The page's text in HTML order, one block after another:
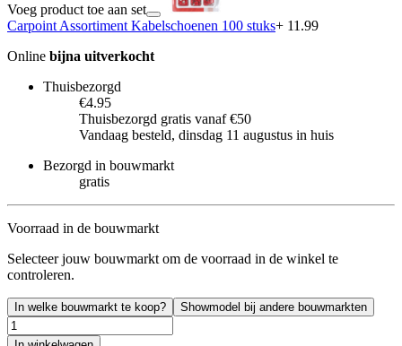
Voeg product toe aan set
Carpoint Assortiment Kabelschoenen 100 stuks+ 11.99
Online bijna uitverkocht
Thuisbezorgd
€4.95
Thuisbezorgd gratis vanaf €50
Vandaag besteld, dinsdag 11 augustus in huis
Bezorgd in bouwmarkt
gratis
Voorraad in de bouwmarkt
Selecteer jouw bouwmarkt om de voorraad in de winkel te
controleren.
In welke bouwmarkt te koop? Showmodel bij andere bouwmarkten